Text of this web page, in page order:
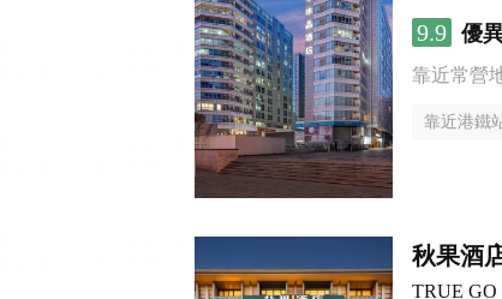
9.9 優
靠近常營
靠近港鐵
秋果酒